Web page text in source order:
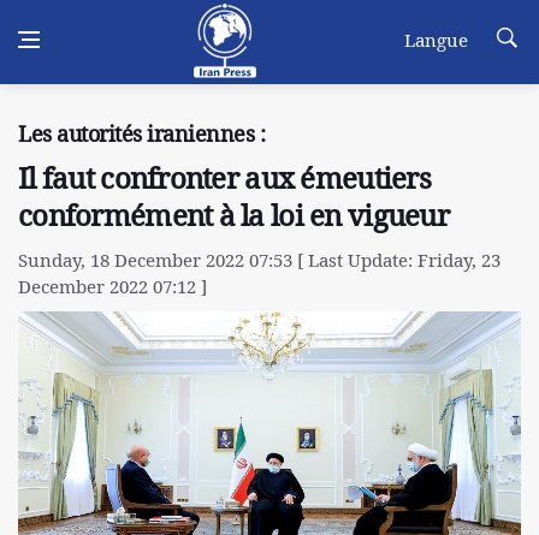
Langue
Les autorités iraniennes :
Il faut confronter aux émeutiers
conformément à la loi en vigueur
Sunday, 18 December 2022 07:53 [ Last Update: Friday, 23
December 2022 07:12 ]